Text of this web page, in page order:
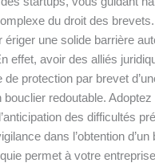
du droit des
ériger une solide barrière
effet, avoir des alliés
de protection par brevet
bouclier redoutable.
des difficultés
dans l’obtention d’un
permet à votre